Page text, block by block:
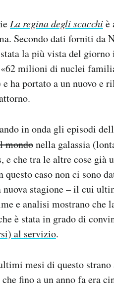
La regina degli scacchiè
Secondo dati forniti da
la più vista del
milioni di nuclei
ha portato a un nuovo e
in onda gli episodi
mondonella galassia
che tra le altre cose già
questo caso non ci sono
nuova stagione – il cui
e analisi mostrano che
è stata in grado di
al servizio.
mesi di questo
fino a un anno fa era